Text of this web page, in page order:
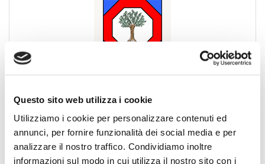
Questo sito web utilizza i cookie
Utilizziamo i cookie per personalizzare contenuti ed
annunci, per fornire funzionalità dei social media e per
analizzare il nostro traffico. Condividiamo inoltre
informazioni sul modo in cui utilizza il nostro sito con i
PRESIDENTE REGIONALE
DI TOMA FRANCESCO
PIAZZA DELLA REPUBBLICA, 26
70125, TRANI (Barletta Andria Trani)
Telefono:
+39 06 4523181
Email:
presidente@puglia.fiaip.it